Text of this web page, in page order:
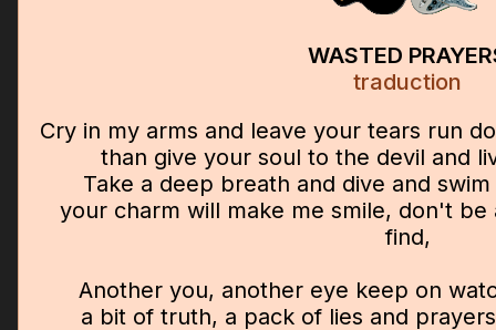
WASTED
traduction
Cry in my arms and leave your tears run
than give your soul to the devil and
Take a deep breath and dive and
your charm will make me smile, don't
find,
Another you, another eye keep on
a bit of truth, a pack of lies and